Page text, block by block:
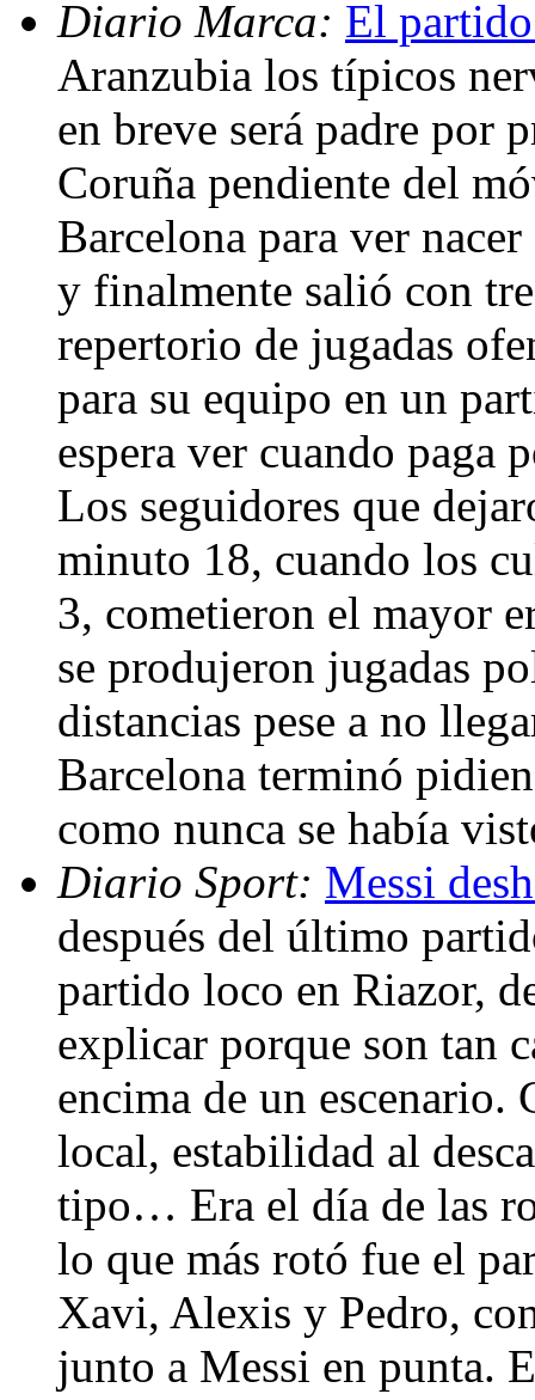
Diario Marca: El
Aranzubia los típicos
en breve será padre por
Coruña pendiente del
Barcelona para ver
y finalmente salió con
repertorio de jugadas
para su equipo en un
espera ver cuando paga
Los seguidores que
minuto 18, cuando los
3, cometieron el mayor
se produjeron jugadas
distancias pese a no
Barcelona terminó
como nunca se había
Diario Sport: Messi
después del último
partido loco en Riazor,
explicar porque son tan
encima de un escenario.
local, estabilidad al
tipo… Era el día de las
lo que más rotó fue el
Xavi, Alexis y Pedro,
junto a Messi en punta.